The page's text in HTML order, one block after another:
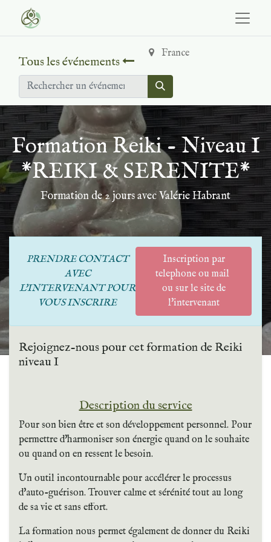
Tous les événements
France
Formation Reiki - Niveau I
*REIKI & SERENITE*
Formation de 2 jours avec Valérie Habrant
PRENDRE CONTACT
AVEC
L'INTERVENANT POUR
VOUS INSCRIRE
Inscription par
telephone ou mail
ou sur le site de
l'intervenant
Rejoignez-nous pour cet formation de Reiki
niveau I
Description du service
Pour son bien être et son développement personnel. Pour
permettre d'harmoniser son énergie quand on le souhaite
ou quand on en ressent le besoin.
Un outil incontournable pour accélérer le processus
d'auto-guérison. Trouver calme et sérénité tout au long
de sa vie et sans effort.
La formation nous permet également de donner du Reiki